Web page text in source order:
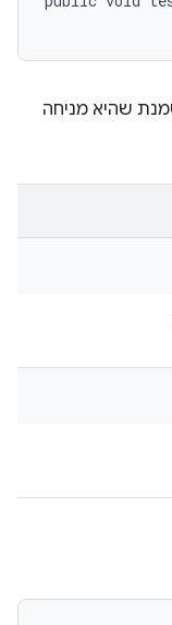
שהיא מניחה